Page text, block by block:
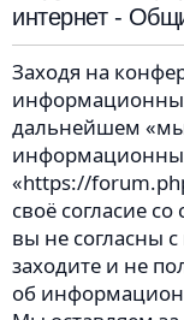
интернет -
Заходя на
дальнейшем
«https://
своё согласие
вы не согласны
заходите и не
об